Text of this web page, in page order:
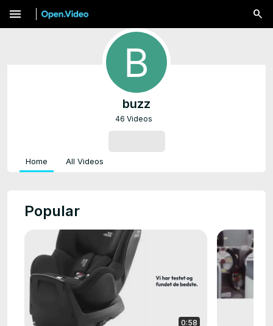
menu
buzz
46 Videos
Home All Videos
Popular
0:58